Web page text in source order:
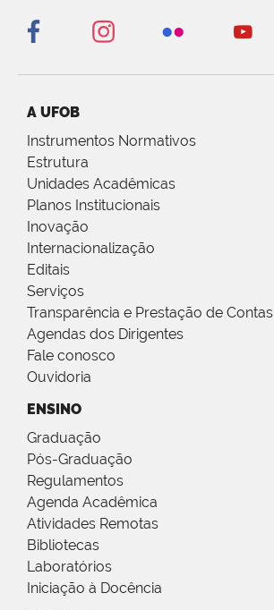
A UFOB
Instrumentos Normativos
Estrutura
Unidades Acadêmicas
Planos Institucionais
Inovação
Internacionalização
Editais
Serviços
Transparência e Prestação de Contas
Agendas dos Dirigentes
Fale conosco
Ouvidoria
ENSINO
Graduação
Pós-Graduação
Regulamentos
Agenda Acadêmica
Atividades Remotas
Bibliotecas
Laboratórios
Iniciação à Docência